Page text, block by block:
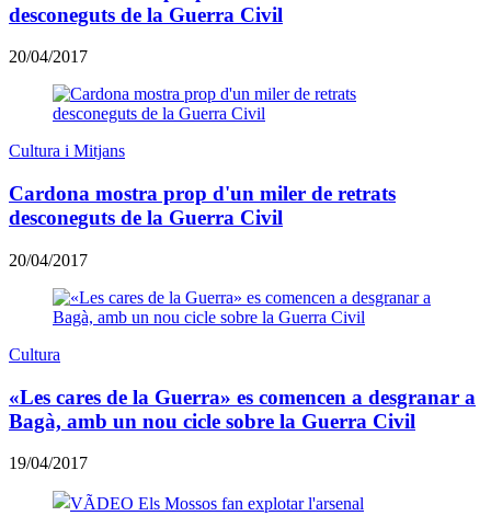
desconeguts de la Guerra Civil
20/04/2017
Cultura i Mitjans
Cardona mostra prop d'un miler de retrats
desconeguts de la Guerra Civil
20/04/2017
Cultura
«Les cares de la Guerra» es comencen a desgranar a
Bagà, amb un nou cicle sobre la Guerra Civil
19/04/2017